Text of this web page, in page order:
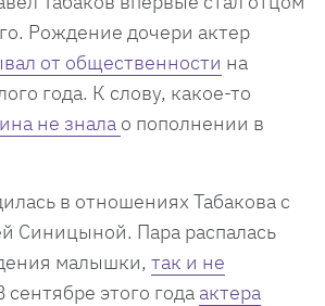
Рождение дочери актер
от общественности на
года. К слову, какое-то
не знала о пополнении в
в отношениях Табакова с
Синицыной. Пара распалась
малышки, так и не
сентябре этого года актера